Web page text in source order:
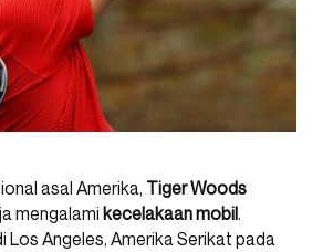
asal Amerika, Tiger Woods
mengalami kecelakaan mobil.
Los Angeles, Amerika Serikat pada